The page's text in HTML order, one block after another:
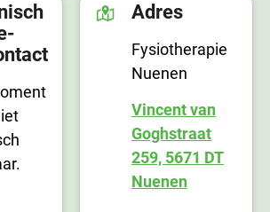
Adres
Fysiotherapie
Nuenen
Vincent van
Goghstraat
259, 5671 DT
Nuenen